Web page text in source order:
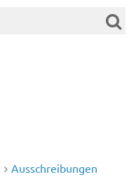
Ausschreibungen